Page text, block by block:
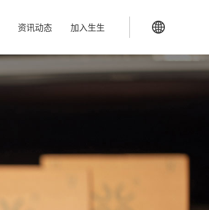
资讯动态 加入生生